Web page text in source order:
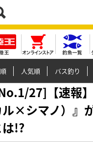
人気順 バス釣り
27]【速報
ル×シマノ）』
!?